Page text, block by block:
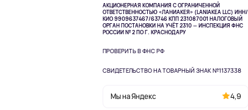
АКЦИОНЕРНАЯ КОМПАНИЯ С ОГРАНИЧЕННОЙ
ОТВЕТСТВЕННОСТЬЮ «ЛАНИАКЕЯ» (LANIAKEA LLC) ИНН/
КИО 9909637467/63746 КПП 231087001НАЛОГОВЫЙ
ОРГАН ПОСТАНОВКИ НА УЧЁТ 2310 — ИНСПЕКЦИЯ ФНС
РОССИИ № 2 ПО Г. КРАСНОДАРУ
ПРОВЕРИТЬ В ФНС РФ
СВИДЕТЕЛЬСТВО НА ТОВАРНЫЙ ЗНАК №1137338
Мы на Яндекс 4,9